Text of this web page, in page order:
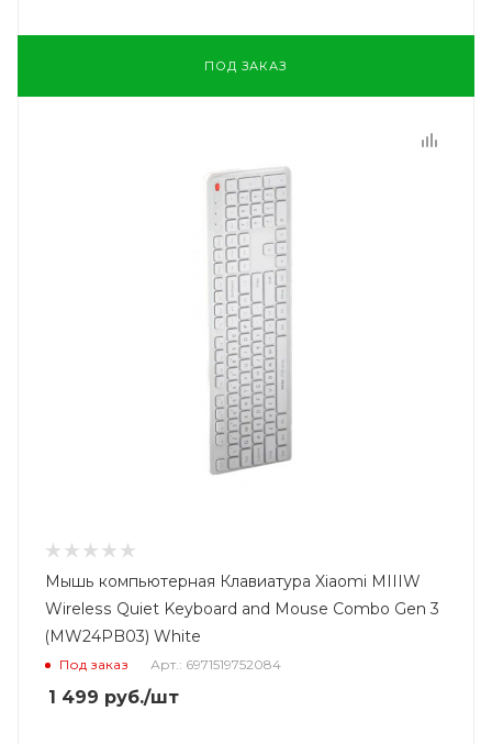
ПОД ЗАКАЗ
Мышь компьютерная Клавиатура Xiaomi MIIIW
Wireless Quiet Keyboard and Mouse Combo Gen 3
(MW24PB03) White
Под заказ Арт.: 6971519752084
1 499 руб./шт